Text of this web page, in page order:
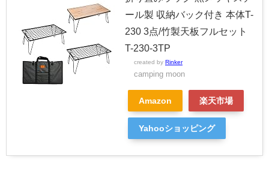
ール製 収納バック付き 本体T-
230 3点/竹製天板フルセット
T-230-3TP
created by Rinker
camping moon
Amazon 楽天市場
Yahooショッピング